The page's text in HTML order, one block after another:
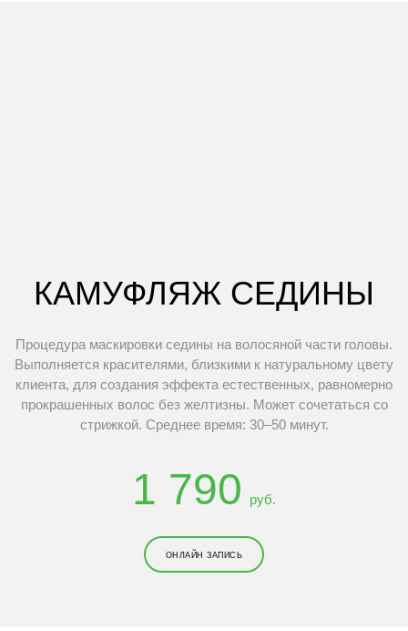
КАМУФЛЯЖ СЕДИНЫ
Процедура маскировки седины на волосяной части головы.
Выполняется красителями, близкими к натуральному цвету
клиента, для создания эффекта естественных, равномерно
прокрашенных волос без желтизны. Может сочетаться со
стрижкой. Среднее время: 30–50 минут.
1 790руб.
ОНЛАЙН ЗАПИСЬ